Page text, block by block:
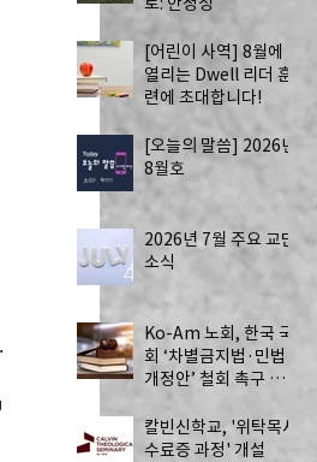
[어린이 사역] 8월에
열리는 Dwell 리더 훈
련에 초대합니다!
[오늘의 말씀] 2026년
8월호
2026년 7월 주요 교단
소식
Ko-Am 노회, 한국 국
회 ‘차별금지법·민법
개정안’ 철회 촉구 성
칼빈신학교, '위탁목사
수료증 과정' 개설